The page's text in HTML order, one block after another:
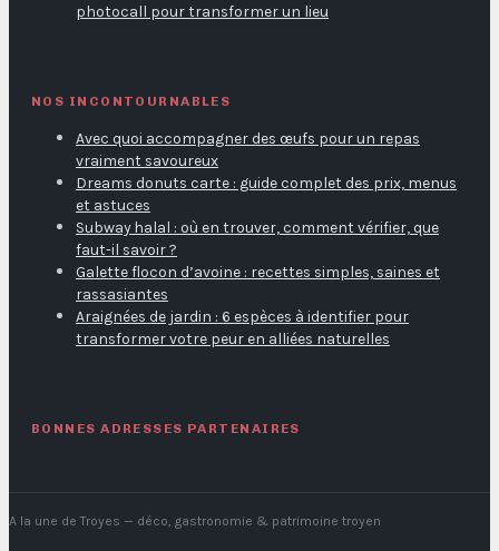
photocall pour transformer un lieu
NOS INCONTOURNABLES
Avec quoi accompagner des œufs pour un repas
vraiment savoureux
Dreams donuts carte : guide complet des prix, menus
et astuces
Subway halal : où en trouver, comment vérifier, que
faut-il savoir ?
Galette flocon d’avoine : recettes simples, saines et
rassasiantes
Araignées de jardin : 6 espèces à identifier pour
transformer votre peur en alliées naturelles
BONNES ADRESSES PARTENAIRES
A la une de Troyes — déco, gastronomie & patrimoine troyen